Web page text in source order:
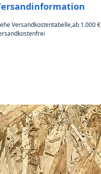
Versandkostentabelle,ab 1.000 €